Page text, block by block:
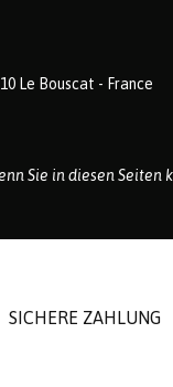
Le Bouscat - France
Sie in diesen Seiten
SICHERE ZAHLUNG